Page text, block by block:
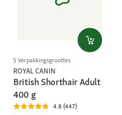
5 Verpakkingsgroottes
ROYAL CANIN
British Shorthair Adult
400 g
4.8 (447)